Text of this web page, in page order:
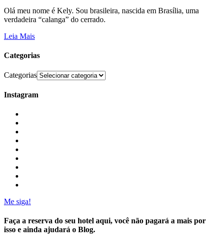
Olá meu nome é Kely. Sou brasileira, nascida em Brasília, uma
verdadeira “calanga” do cerrado.
Leia Mais
Categorias
Categorias
Instagram
Me siga!
Faça a reserva do seu hotel aqui, você não pagará a mais por
isso e ainda ajudará o Blog.